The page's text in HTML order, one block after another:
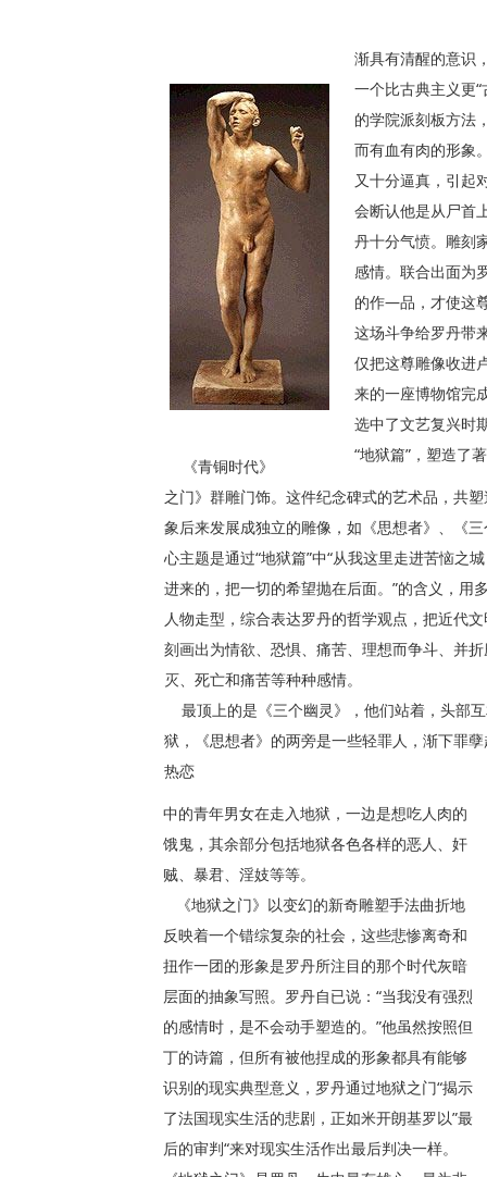
渐具有清醒的意识
一个比古典主义更
的学院派刻板方法
而有血有肉的形象
又十分逼真，引起
会断认他是从尸首
丹十分气愤。雕刻
感情。联合出面为
的作—品，才使这
这场斗争给罗丹带
仅把这尊雕像收进
来的一座博物馆完
选中了文艺复兴时
“地狱篇”，塑造了
《青铜时代》
之门》群雕门饰。这件纪念碑式的艺术品，共
象后来发展成独立的雕像，如《思想者》、《
心主题是通过“地狱篇”中“从我这里走进苦恼之
进来的，把一切的希望抛在后面。”的含义，用
人物走型，综合表达罗丹的哲学观点，把近代
刻画出为情欲、恐惧、痛苦、理想而争斗、并
灭、死亡和痛苦等种种感情。
最顶上的是《三个幽灵》，他们站着，头部
狱，《思想者》的两旁是一些轻罪人，渐下罪
热恋
中的青年男女在走入地狱，一边是想吃人肉的
饿鬼，其余部分包括地狱各色各样的恶人、奸
贼、暴君、淫妓等等。
《地狱之门》以变幻的新奇雕塑手法曲折地
反映着一个错综复杂的社会，这些悲惨离奇和
扭作一团的形象是罗丹所注目的那个时代灰暗
层面的抽象写照。罗丹自已说：“当我没有强烈
的感情时，是不会动手塑造的。”他虽然按照但
丁的诗篇，但所有被他捏成的形象都具有能够
识别的现实典型意义，罗丹通过地狱之门“揭示
了法国现实生活的悲剧，正如米开朗基罗以”最
后的审判“来对现实生活作出最后判决一样。